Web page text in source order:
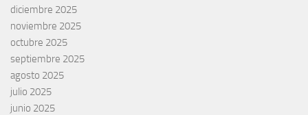
diciembre 2025
noviembre 2025
octubre 2025
septiembre 2025
agosto 2025
julio 2025
junio 2025